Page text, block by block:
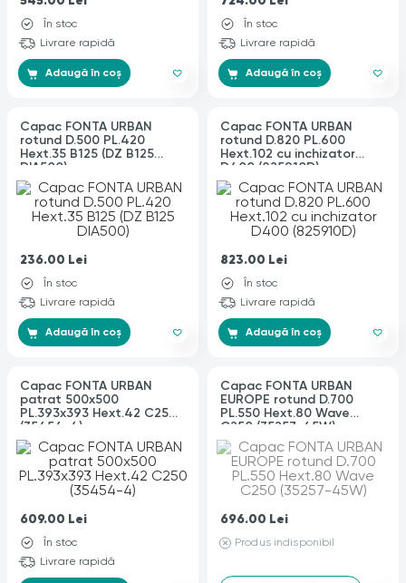
În stoc
Livrare rapidă
Adaugă în coș
În stoc
Livrare rapidă
Adaugă în coș
Capac FONTA URBAN
rotund D.500 PL.420
Hext.35 B125 (DZ B125
DIA500)
236.00 Lei
În stoc
Livrare rapidă
Adaugă în coș
Capac FONTA URBAN
rotund D.820 PL.600
Hext.102 cu inchizator
D400 (825910D)
823.00 Lei
În stoc
Livrare rapidă
Adaugă în coș
Capac FONTA URBAN
patrat 500x500
PL.393x393 Hext.42 C250
(35454-4)
609.00 Lei
În stoc
Livrare rapidă
Capac FONTA URBAN
EUROPE rotund D.700
PL.550 Hext.80 Wave
C250 (35257-45W)
696.00 Lei
Produs indisponibil